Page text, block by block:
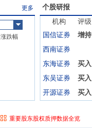
更多
涨跌幅
个股研报
机构 评级
国信证券
增持
西南证券
东海证券 买入
东吴证券 买入
开源证券 买入
重要股东股权质押数据全览